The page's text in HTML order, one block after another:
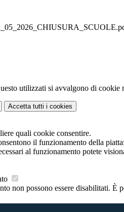
utilizzati si avvalgono di
Accetta tutti i cookies
quali cookie consentire.
il funzionamento della
al funzionamento potete
non possono essere disabilitati.